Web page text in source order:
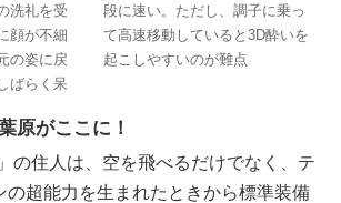
洗礼を受
顔が不細
の姿に戻
ばらく呆
段に速い。ただし、調子に乗っ
て高速移動していると3D酔いを
起こしやすいのが難点
原がここに！
の住人は、空を飛べるだけでなく、テ
の超能力を生まれたときから標準装備